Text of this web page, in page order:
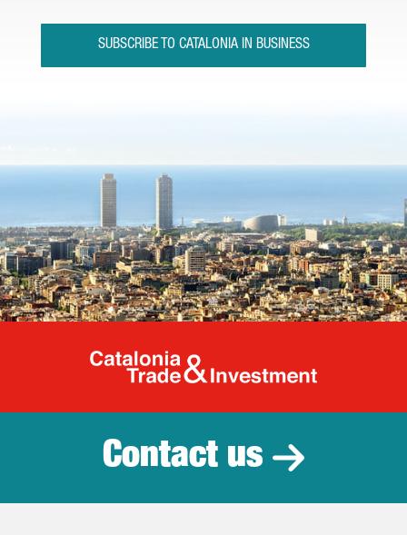
SUBSCRIBE TO CATALONIA IN BUSINESS
Catalonia
Contact us